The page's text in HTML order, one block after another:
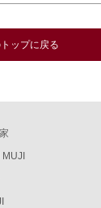
ップに戻る